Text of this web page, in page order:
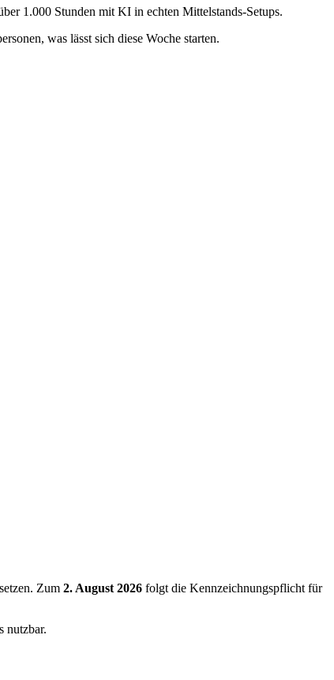
1.000 Stunden mit KI in echten Mittelstands-Setups.
was lässt sich diese Woche starten.
Zum 2. August 2026 folgt die Kennzeichnungspflicht für
nutzbar.